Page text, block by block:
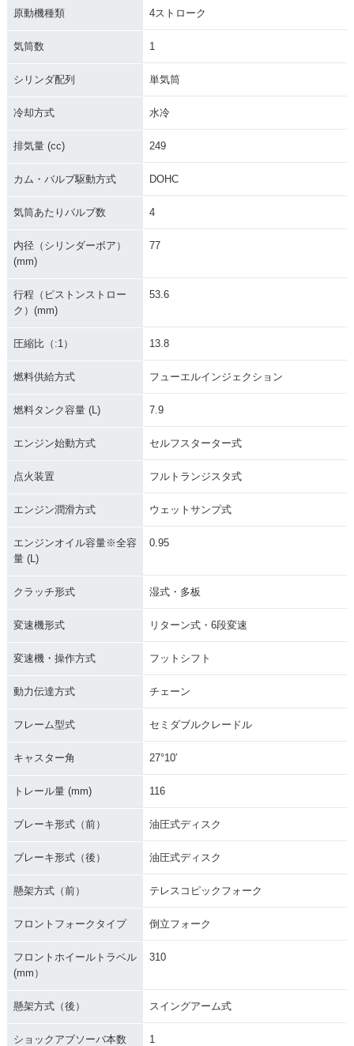
原動機種類 4ストローク
気筒数 1
シリンダ配列 単気筒
冷却方式 水冷
排気量 (cc) 249
カム・バルブ駆動方式 DOHC
気筒あたりバルブ数 4
内径（シリンダーボア）
(mm)
77
行程（ピストンストロー
ク）(mm)
53.6
圧縮比（:1） 13.8
燃料供給方式 フューエルインジェクション
燃料タンク容量 (L) 7.9
エンジン始動方式 セルフスターター式
点火装置 フルトランジスタ式
エンジン潤滑方式 ウェットサンプ式
エンジンオイル容量※全容
量 (L)
0.95
クラッチ形式 湿式・多板
変速機形式 リターン式・6段変速
変速機・操作方式 フットシフト
動力伝達方式 チェーン
フレーム型式 セミダブルクレードル
キャスター角 27°10′
トレール量 (mm) 116
ブレーキ形式（前） 油圧式ディスク
ブレーキ形式（後） 油圧式ディスク
懸架方式（前） テレスコピックフォーク
フロントフォークタイプ 倒立フォーク
フロントホイールトラベル
(mm）
310
懸架方式（後） スイングアーム式
ショックアブソーバ本数
1